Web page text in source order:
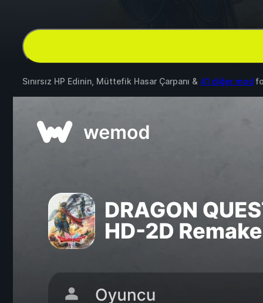
Sınırsız HP Edinin, Müttefik Hasar Çarpanı & 41 diğer mod